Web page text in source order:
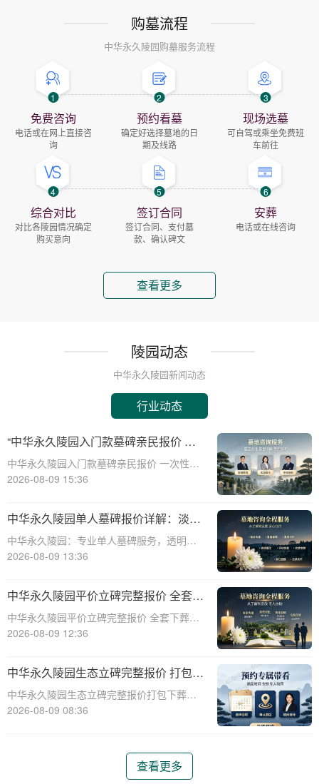
购墓流程
中华永久陵园购墓服务流程
1
免费咨询
电话或在网上直接咨
询
2
预约看墓
确定好选择墓地的日
期及线路
3
现场选墓
可自驾或乘坐免费班
车前往
4
综合对比
对比各陵园情况确定
购买意向
5
签订合同
签订合同、支付墓
款、确认碑文
6
安葬
电话或在线咨询
查看更多
陵园动态
中华永久陵园新闻动态
行业动态
“中华永久陵园入门款墓碑亲民报价 一
次性付清享折上折：超值安葬方案深度
解析”
中华永久陵园入门款墓碑亲民报价 一次性付
清享折上折：超值安葬方案深度解析☎ 中华
中，我们总会面临生离死别的时刻。当亲人
离世，选择一个合适的安葬地点，
2026-08-09 15:36
中华永久陵园单人墓碑报价详解：淡季
下单享数千元优惠
中华永久陵园：专业单人墓碑服务，透明报
价与淡季优惠助力您选择理想安息之地☎ 中
园，作为业界领先的陵园服务提供商，深知
每一座墓碑背后承载的深情与敬意。
2026-08-09 13:36
中华永久陵园平价立碑完整报价 全套下
葬流程打包降价详解
中华永久陵园平价立碑完整报价 全套下葬流
程打包降价详解☎ 中华永久陵园电话:400-
生老病死。当我们的亲人离开这个世界，留
下的是无尽的思念和缅怀。而中华
2026-08-09 12:36
中华永久陵园生态立碑完整报价 打包下
葬服务同步享折扣详解
中华永久陵园生态立碑完整报价打包下葬服
务同步享折扣详解☎ 中华永久陵园电话:400-
服务。生态立碑作为一种新型的殡
2026-08-09 08:36
查看更多